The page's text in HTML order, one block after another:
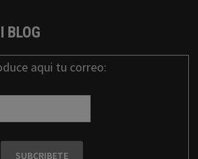
BLOG
aqui tu correo: